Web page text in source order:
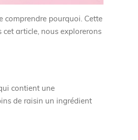
comprendre pourquoi. Cette
cet article, nous explorerons
contient une
de raisin un ingrédient